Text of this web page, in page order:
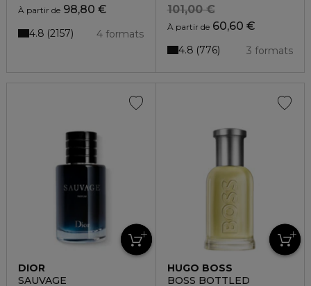
À partir de 98,80 €
4 formats
4.8 2157
À partir de60,60 €
101,00 €
3 formats
4.8 776
DIOR
SAUVAGE
HUGO BOSS
BOSS BOTTLED